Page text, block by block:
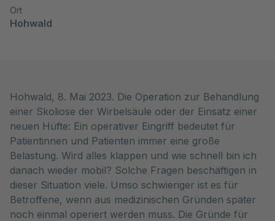
Ort
Hohwald
Hohwald, 8. Mai 2023. Die Operation zur Behandlung
einer Skoliose der Wirbelsäule oder der Einsatz einer
neuen Hüfte: Ein operativer Eingriff bedeutet für
Patientinnen und Patienten immer eine große
Belastung. Wird alles klappen und wie schnell bin ich
danach wieder mobil? Solche Fragen beschäftigen in
dieser Situation viele. Umso schwieriger ist es für
Betroffene, wenn aus medizinischen Gründen später
noch einmal operiert werden muss. Die Gründe für